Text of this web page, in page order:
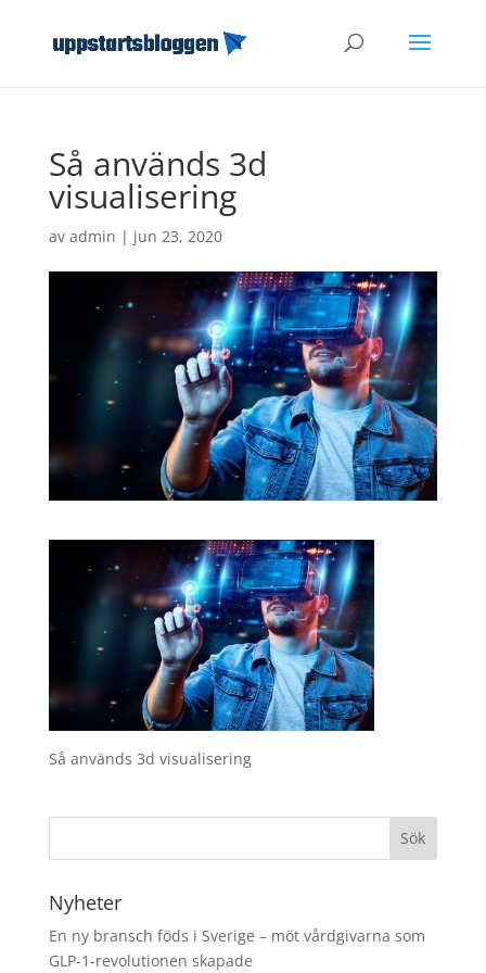
Så används 3d
visualisering
av admin | jun 23, 2020
Så används 3d visualisering
Nyheter
En ny bransch föds i Sverige – möt vårdgivarna som
GLP-1-revolutionen skapade